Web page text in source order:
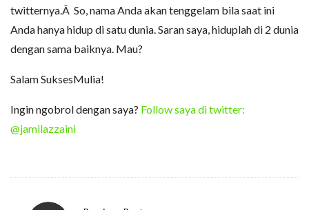
twitternya.Â So, nama Anda akan tenggelam bila saat ini
Anda hanya hidup di satu dunia. Saran saya, hiduplah di 2 dunia
dengan sama baiknya. Mau?
Salam SuksesMulia!
Ingin ngobrol dengan saya? Follow saya di twitter:
@jamilazzaini